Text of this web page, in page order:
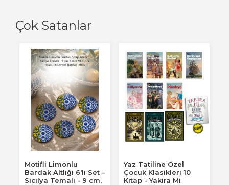
Çok Satanlar
Motifli Limonlu
Bardak Altlığı 6'lı Set –
Sicilya Temalı - 9 cm,
Yaz Tatiline Özel
Çocuk Klasikleri 10
Kitap - Yakira Mi